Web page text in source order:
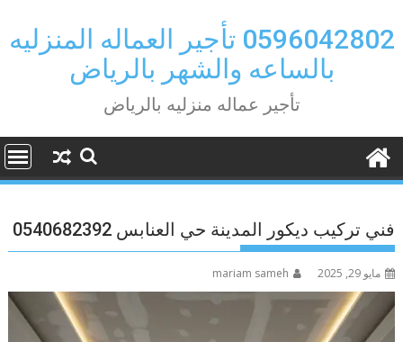
to
content
0596042802 تأجير العماله المنزليه
بالساعه والشهر بالرياض
تأجير عماله منزليه بالرياض
فني تركيب ديكور المدينة حي العنابس 0540682392
مايو 29, 2025 mariam sameh